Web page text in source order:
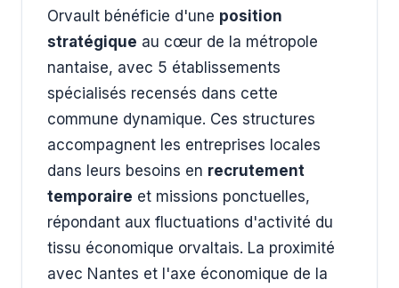
Orvault bénéficie d'une position
stratégique au cœur de la métropole
nantaise, avec 5 établissements
spécialisés recensés dans cette
commune dynamique. Ces structures
accompagnent les entreprises locales
dans leurs besoins en recrutement
temporaire et missions ponctuelles,
répondant aux fluctuations d'activité du
tissu économique orvaltais. La proximité
avec Nantes et l'axe économique de la